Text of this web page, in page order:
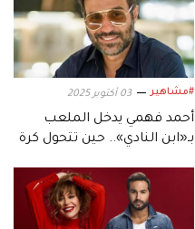
#مشاهير 03 أكتوبر 2025
أحمد فهمي يدخل الملعب
بـ«ابن النادي».. حين تتحول كرة